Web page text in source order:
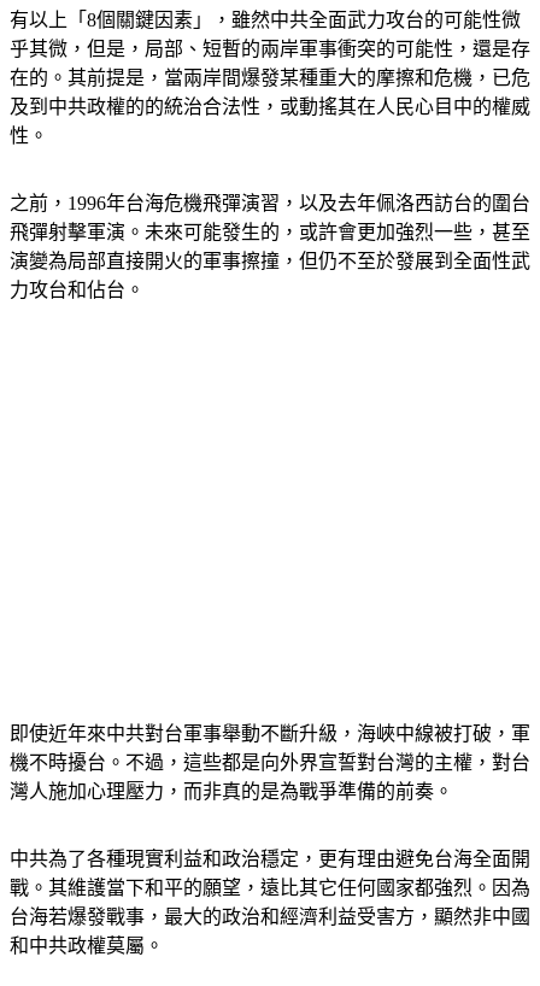
有以上「8個關鍵因素」，雖然中共全面武力攻台的可能性微
乎其微，但是，局部、短暫的兩岸軍事衝突的可能性，還是存
在的。其前提是，當兩岸間爆發某種重大的摩擦和危機，已危
及到中共政權的的統治合法性，或動搖其在人民心目中的權威
之前，1996年台海危機飛彈演習，以及去年佩洛西訪台的圍台
飛彈射擊軍演。未來可能發生的，或許會更加強烈一些，甚至
演變為局部直接開火的軍事擦撞，但仍不至於發展到全面性武
即使近年來中共對台軍事舉動不斷升級，海峽中線被打破，軍
機不時擾台。不過，這些都是向外界宣誓對台灣的主權，對台
中共為了各種現實利益和政治穩定，更有理由避免台海全面開
戰。其維護當下和平的願望，遠比其它任何國家都強烈。因為
台海若爆發戰事，最大的政治和經濟利益受害方，顯然非中國